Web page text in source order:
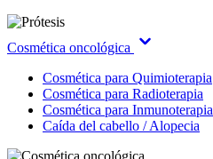
Cosmética oncológica
Cosmética para Quimioterapia
Cosmética para Radioterapia
Cosmética para Inmunoterapia
Caída del cabello / Alopecia